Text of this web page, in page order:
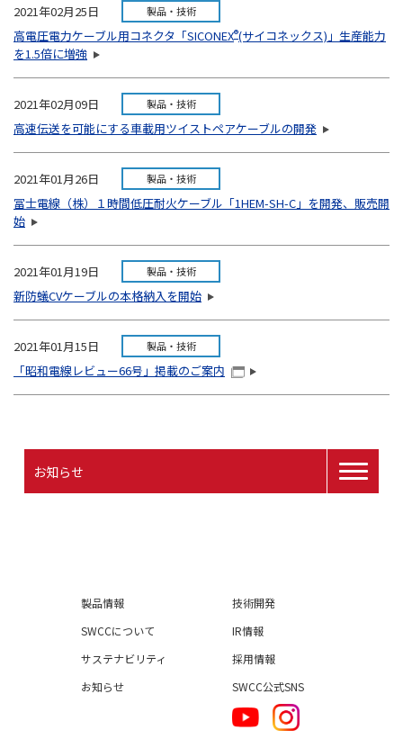
2021年02月25日 製品・技術
高電圧電力ケーブル用コネクタ「SICONEX®(サイコネックス)」生産能力
を1.5倍に増強
2021年02月09日 製品・技術
高速伝送を可能にする車載用ツイストペアケーブルの開発
2021年01月26日 製品・技術
冨士電線（株）１時間低圧耐火ケーブル「1HEM-SH-C」を開発、販売開
始
2021年01月19日 製品・技術
新防蟻CVケーブルの本格納入を開始
2021年01月15日 製品・技術
「昭和電線レビュー66号」掲載のご案内
お知らせ
製品情報
技術開発
SWCCについて
IR情報
サステナビリティ
採用情報
お知らせ
SWCC公式SNS